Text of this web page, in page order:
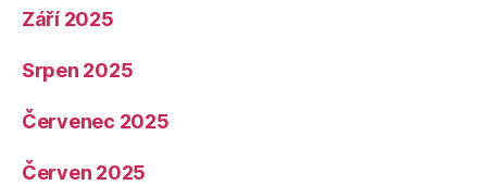
Září 2025
Srpen 2025
Červenec 2025
Červen 2025